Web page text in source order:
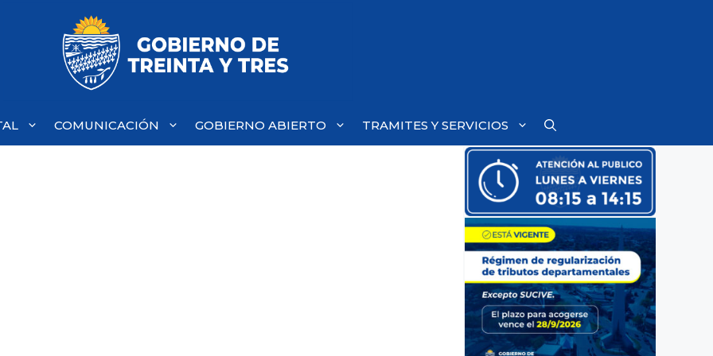
COMUNICACIÓN GOBIERNO ABIERTO TRAMITES Y SERVICIOS